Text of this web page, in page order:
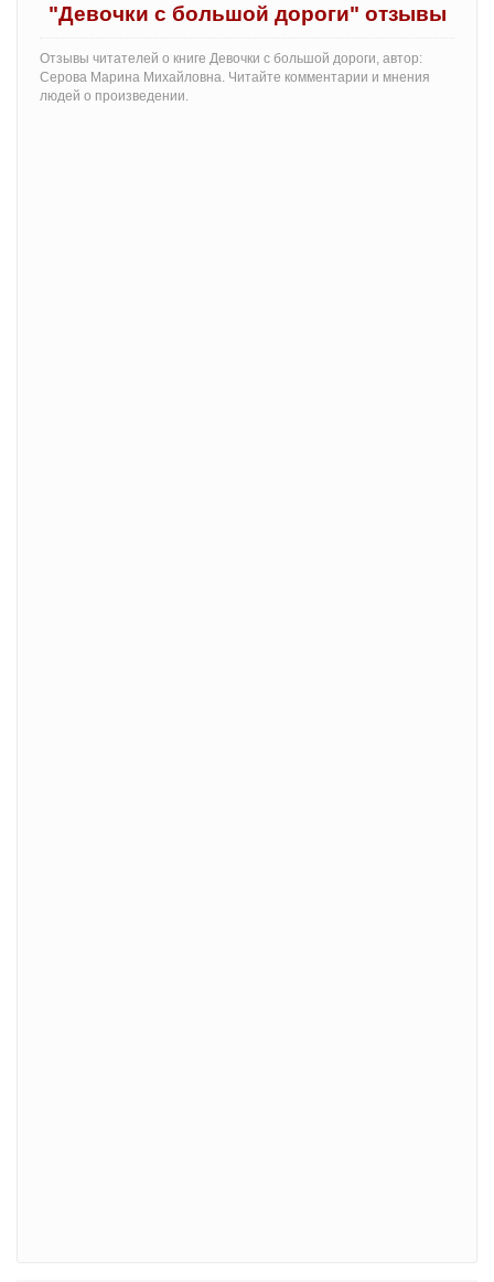
"Девочки с большой дороги" отзывы
Отзывы читателей о книге Девочки с большой дороги, автор:
Серова Марина Михайловна. Читайте комментарии и мнения
людей о произведении.